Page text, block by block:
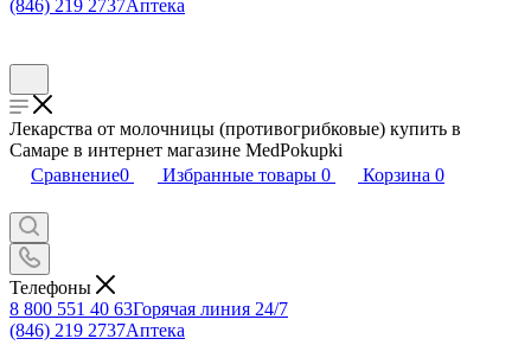
(846) 219 2737Аптека
Лекарства от молочницы (противогрибковые) купить в
Самаре в интернет магазине MedPokupki
Сравнение0 Избранные товары 0 Корзина 0
Телефоны
8 800 551 40 63Горячая линия 24/7
(846) 219 2737Аптека